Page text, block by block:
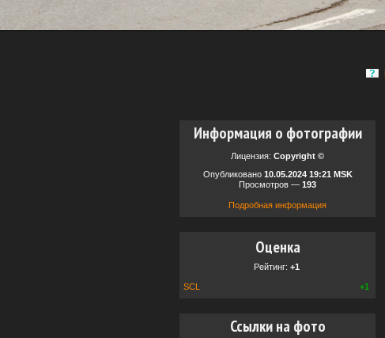
Информация о фотографии
Лицензия: Copyright ©
Опубликовано 10.05.2024 19:21 MSK
Просмотров — 193
Подробная информация
Оценка
Рейтинг: +1
SCL +1
Ссылки на фото